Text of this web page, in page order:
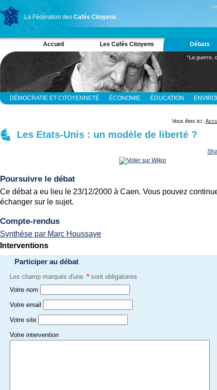
La Fédération des Cafés Citoyens
Accueil Les Cafés Citoyens Débats
“La guerre,
DÉMOCRATIE ET CITOYENNETÉ ÉCONOMIE ÉDUCATION
Vous êtes ici :
Les Etats-Unis : un modèle de liberté ?
Poursuivre le débat
Ce débat a eu lieu le 23/12/2000 à Caen. Vous pouvez
échanger sur le sujet.
Compte-rendus
Synthèse par Marc Houssaye
Interventions
Participer au débat
Les champ marqués d'une * sont obligatoires
Votre nom
Votre email
Votre site
Votre intervention